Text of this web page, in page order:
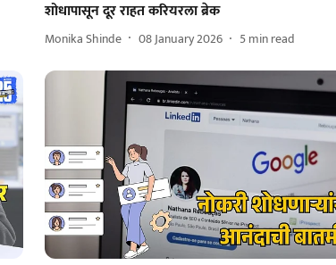
शोधापासून दूर राहत करियरला ब्रेक
Monika Shinde 08 January 2026 5min read